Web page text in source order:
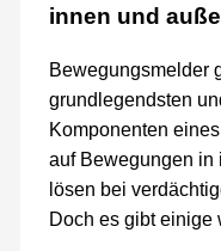
innen und
Bewegungsmelder
grundlegendsten
Komponenten eines
auf Bewegungen in
lösen bei
Doch es gibt einige